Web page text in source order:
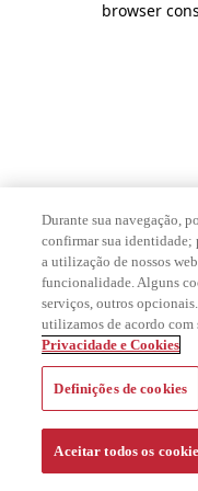
browser
Durante sua navegação,
confirmar sua identidade;
a utilização de nossos
funcionalidade. Alguns
serviços, outros
utilizamos de acordo com
Privacidade e Cookies
Definições de cookies
Aceitar todos os